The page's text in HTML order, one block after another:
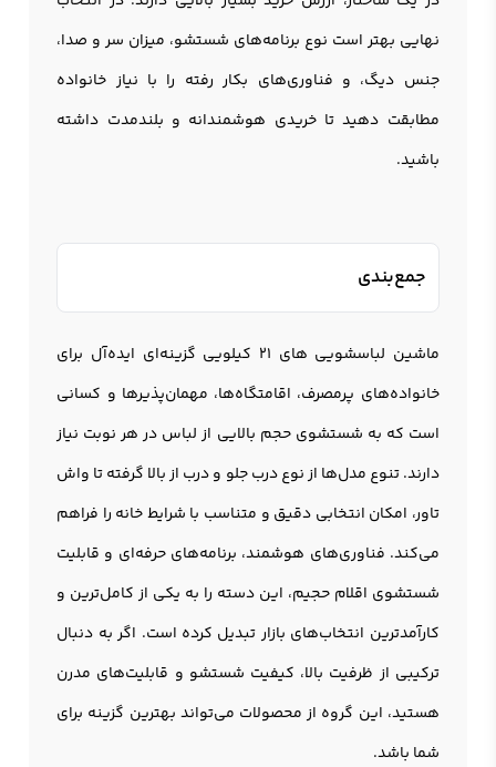
نهایی بهتر است نوع برنامه‌های شستشو، میزان سر و صدا،
جنس دیگ، و فناوری‌های بکار رفته را با نیاز خانواده
مطابقت دهید تا خریدی هوشمندانه و بلندمدت داشته
باشید.
جمع‌بندی
ماشین لباسشویی های 21 کیلویی گزینه‌ای ایده‌آل برای
خانواده‌های پرمصرف، اقامتگاه‌ها، مهمان‌پذیرها و کسانی
است که به شستشوی حجم بالایی از لباس در هر نوبت نیاز
دارند. تنوع مدل‌ها از نوع درب جلو و درب از بالا گرفته تا واش
تاور، امکان انتخابی دقیق و متناسب با شرایط خانه را فراهم
می‌کند. فناوری‌های هوشمند، برنامه‌های حرفه‌ای و قابلیت
شستشوی اقلام حجیم، این دسته را به یکی از کامل‌ترین و
کارآمدترین انتخاب‌های بازار تبدیل کرده است. اگر به دنبال
ترکیبی از ظرفیت بالا، کیفیت شستشو و قابلیت‌های مدرن
هستید، این گروه از محصولات می‌تواند بهترین گزینه برای
شما باشد.